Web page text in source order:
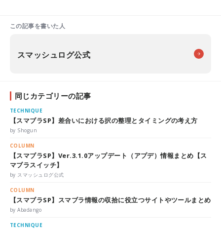
この記事を書いた人
スマッシュログ公式
同じカテゴリーの記事
TECHNIQUE
【スマブラSP】差合いにおける択の整理とタイミングの考え方
by Shogun
COLUMN
【スマブラSP】Ver.3.1.0アップデート（アプデ）情報まとめ【ス
マブラスイッチ】
by スマッシュログ公式
COLUMN
【スマブラSP】スマブラ情報の収拾に役立つサイトやツールまとめ
by Abadango
TECHNIQUE